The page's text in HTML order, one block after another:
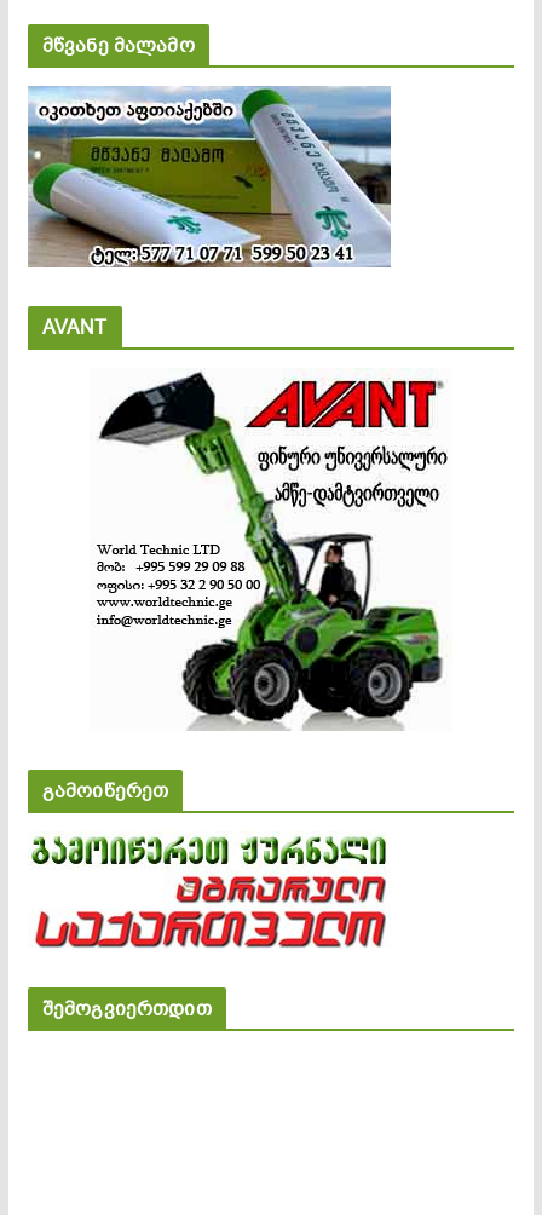
მწვანე მალამო
AVANT
გამოიწერეთ
შემოგვიერთდით